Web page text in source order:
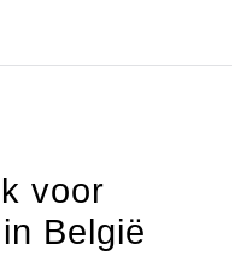
voor
België